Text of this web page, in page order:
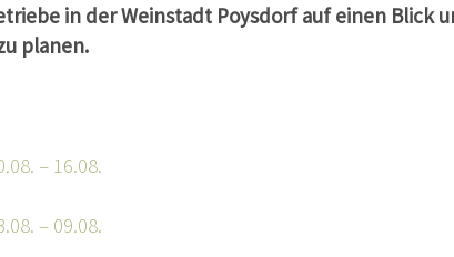
in der Weinstadt Poysdorf auf einen Blick
planen.
– 16.08.
– 09.08.